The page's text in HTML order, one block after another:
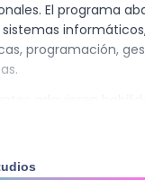
El programa
programación,
empresariales.
de recursos,